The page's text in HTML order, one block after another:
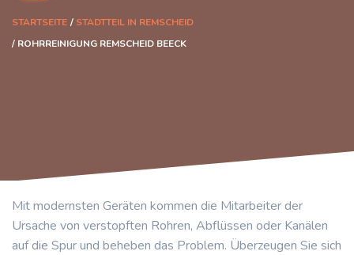
STARTSEITE
STADTTEIL IN REMSCHEID
ROHRREINIGUNG REMSCHEID BEECK
Mit modernsten Geräten kommen die Mitarbeiter der
Ursache von verstopften Rohren, Abflüssen oder Kanälen
auf die Spur und beheben das Problem. Überzeugen Sie sich